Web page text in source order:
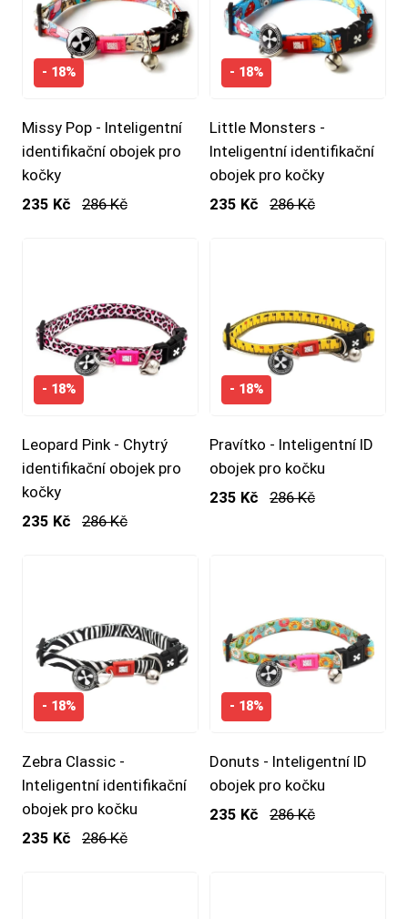
- 18%
Missy Pop - Inteligentní
identifikační obojek pro
kočky
235 Kč
286 Kč
- 18%
Little Monsters -
Inteligentní identifikační
obojek pro kočky
235 Kč
286 Kč
- 18%
Leopard Pink - Chytrý
identifikační obojek pro
kočky
235 Kč
286 Kč
- 18%
Pravítko - Inteligentní ID
obojek pro kočku
235 Kč
286 Kč
- 18%
Zebra Classic -
Inteligentní identifikační
obojek pro kočku
235 Kč
286 Kč
- 18%
Donuts - Inteligentní ID
obojek pro kočku
235 Kč
286 Kč